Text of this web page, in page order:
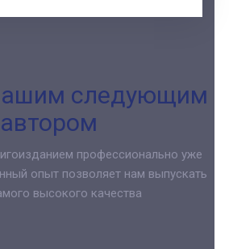
следующим
автором
профессионально уже
опыт позволяет нам выпускать
высокого качества